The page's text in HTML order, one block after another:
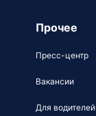
Прочее
Пресс-центр
Вакансии
Для водителей